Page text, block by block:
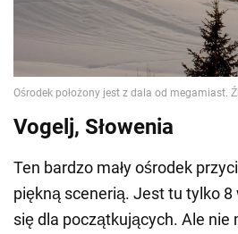
Vogelj, Słowenia
Ten bardzo mały ośrodek
piękną scenerią. Jest tu tylko
się dla początkujących. Ale